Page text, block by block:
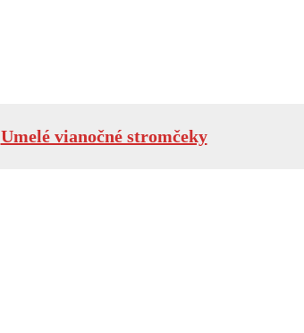
Umelé vianočné stromčeky